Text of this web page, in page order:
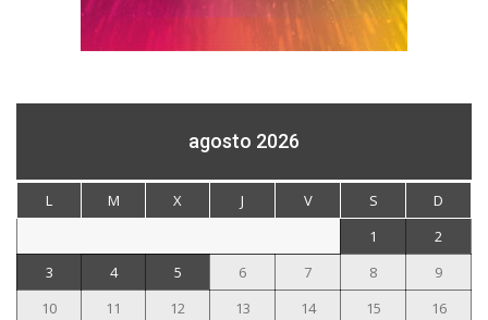
agosto 2026
L M X J V S
D
1
2
3
4 5 6 7 8
9
10
11 12 13 14 15
16